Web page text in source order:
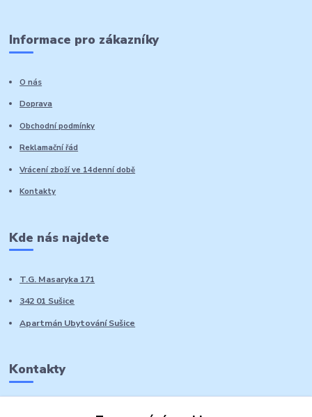
Informace pro zákazníky
O nás
Doprava
Obchodní podmínky
Reklamační řád
Vrácení zboží ve 14denní době
Kontakty
Kde nás najdete
T.G. Masaryka 171
342 01 Sušice
Apartmán Ubytování Sušice
Kontakty